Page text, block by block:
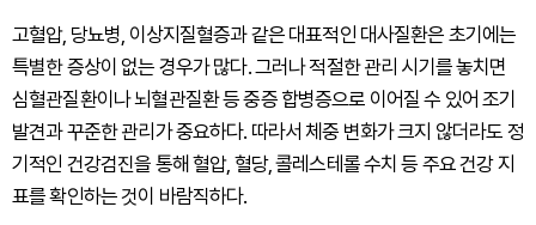
고혈압, 당뇨병, 이상지질혈증과 같은 대표적인 대사질환은 초기에는
특별한 증상이 없는 경우가 많다. 그러나 적절한 관리 시기를 놓치면
심혈관질환이나 뇌혈관질환 등 중증 합병증으로 이어질 수 있어 조기
발견과 꾸준한 관리가 중요하다. 따라서 체중 변화가 크지 않더라도 정
기적인 건강검진을 통해 혈압, 혈당, 콜레스테롤 수치 등 주요 건강 지
표를 확인하는 것이 바람직하다.